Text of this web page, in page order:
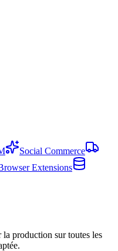
Social Commerce
Extensions
production sur toutes les